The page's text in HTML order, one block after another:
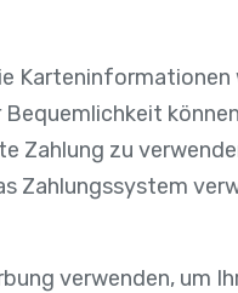
Karteninformationen
Zahlung zu
Zahlungssystem
verwenden, um